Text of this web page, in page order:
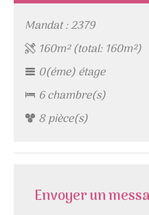
Mandat : 2379
160m² (total: 160m²)
0(éme) étage
6 chambre(s)
8 pièce(s)
Envoyer un